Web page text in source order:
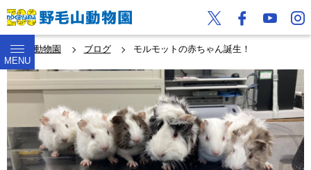
MENU
野毛山動物園 ブログ モルモットの赤ちゃん誕生！